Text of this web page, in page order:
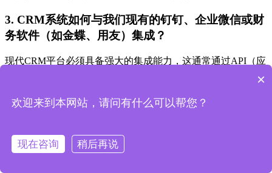
3. CRM系统如何与我们现有的钉钉、企业微信或财
务软件（如金蝶、用友）集成？
现代CRM平台必须具备强大的集成能力，这通常通过API（应
供开放且文档齐全的API。优秀的平台如**「支道平台」**，
具备成熟的API对接能力和丰富的集成经验，能够与钉钉、企
业微信无缝集成，实现消息通知、待办审批的同步；也能与金
的自动同步，真正打通企业内部的数据流，实现业务财务一体
化和高效协同办公。
×
欢迎来到本网站，请问有什么可以帮您？
现在咨询 稍后再说